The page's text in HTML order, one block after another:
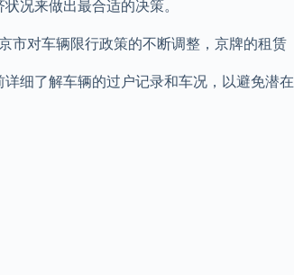
况来做出最合适的决策。
市对车辆限行政策的不断调整，京牌的租赁
细了解车辆的过户记录和车况，以避免潜在